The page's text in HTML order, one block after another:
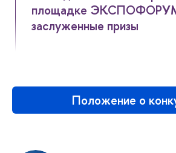
площадке
заслуженные призы
Положение о